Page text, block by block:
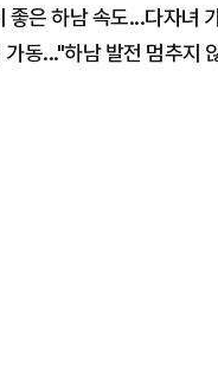
좋은 하남 속도...다자녀
동..."하남 발전 멈추지